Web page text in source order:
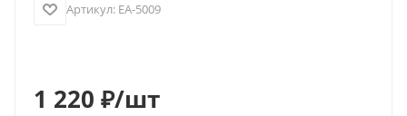
Артикул: EA-5009
1 220 ₽/шт